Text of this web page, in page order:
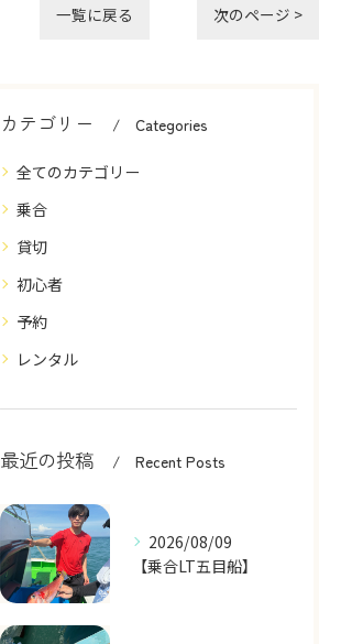
一覧に戻る 次のページ >
カテゴリー Categories
全てのカテゴリー
乗合
貸切
初心者
予約
レンタル
最近の投稿 Recent Posts
2026/08/09
【乗合LT五目船】